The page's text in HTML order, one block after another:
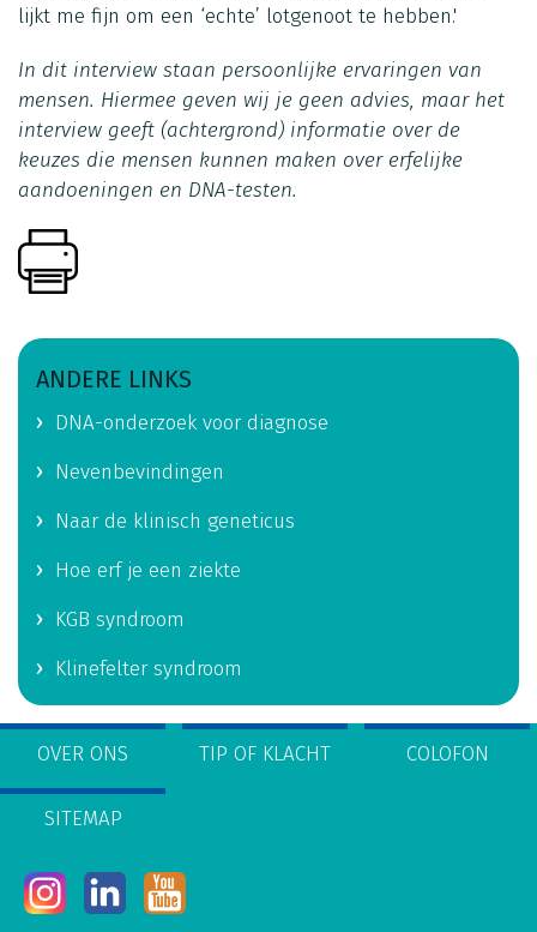
lijkt me fijn om een ‘echte’ lotgenoot te hebben.'
In dit interview staan persoonlijke ervaringen van
mensen. Hiermee geven wij je geen advies, maar het
interview geeft (achtergrond) informatie over de
keuzes die mensen kunnen maken over erfelijke
aandoeningen en DNA-testen.
ANDERE LINKS
DNA-onderzoek voor diagnose
Nevenbevindingen
Naar de klinisch geneticus
Hoe erf je een ziekte
KGB syndroom
Klinefelter syndroom
OVER ONS TIP OF KLACHT COLOFON
SITEMAP